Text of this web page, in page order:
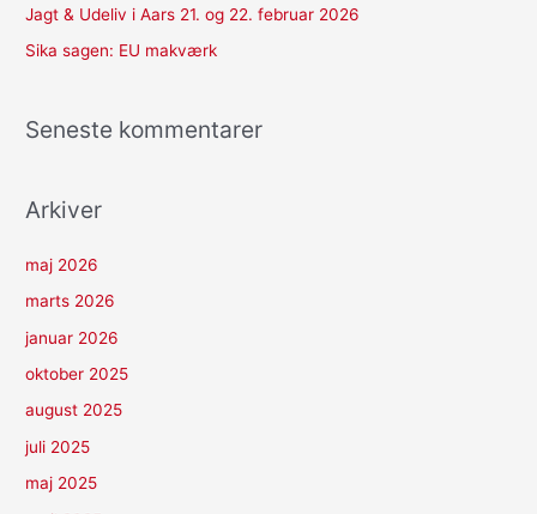
:Jagt & Udeliv i Aars 21. og 22. februar 2026
Sika sagen: EU makværk
Seneste kommentarer
Arkiver
maj 2026
marts 2026
januar 2026
oktober 2025
august 2025
juli 2025
maj 2025